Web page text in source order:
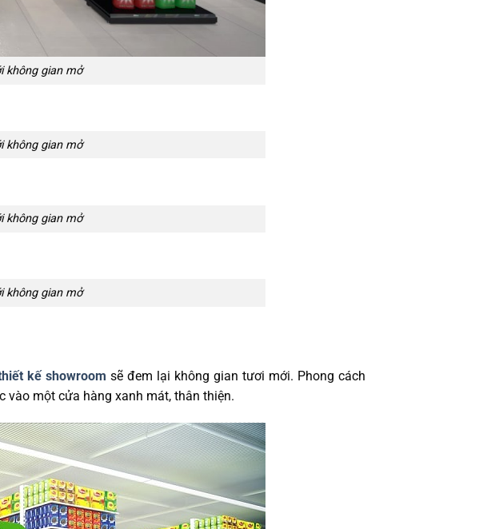
không gian mở
không gian mở
không gian mở
không gian mở
kế showroom sẽ đem lại không gian tươi mới. Phong cách
vào một cửa hàng xanh mát, thân thiện.